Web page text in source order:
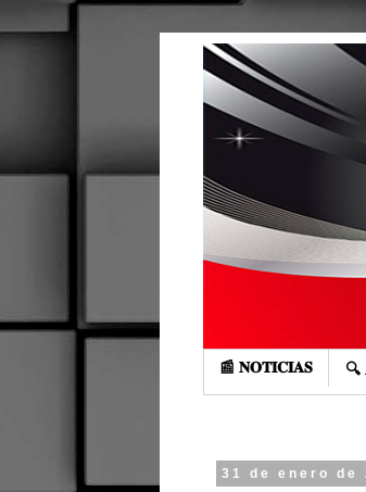
📰 𝐍𝐎𝐓𝐈𝐂𝐈𝐀𝐒 🔍
31 de enero de